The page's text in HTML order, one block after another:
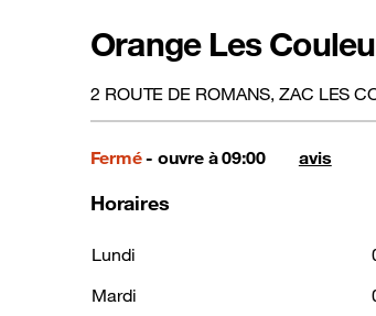
Orange Les
2 ROUTE DE ROMANS, ZAC LES
Fermé- ouvre à 09:00 avis
Horaires
Lundi
Mardi